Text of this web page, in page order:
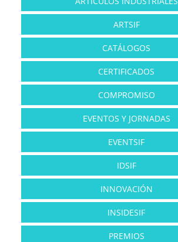
ARTSIF
CATÁLOGOS
CERTIFICADOS
COMPROMISO
EVENTOS Y JORNADAS
EVENTSIF
IDSIF
INNOVACIÓN
INSIDESIF
PREMIOS